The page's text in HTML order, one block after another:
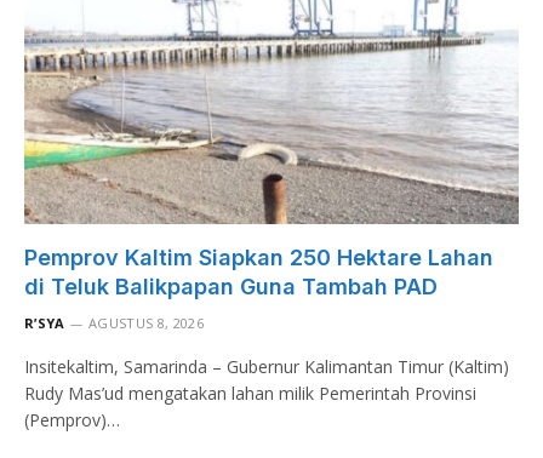
Pemprov Kaltim Siapkan 250 Hektare Lahan
di Teluk Balikpapan Guna Tambah PAD
R’SYA AGUSTUS 8, 2026
Insitekaltim, Samarinda – Gubernur Kalimantan Timur (Kaltim)
Rudy Mas’ud mengatakan lahan milik Pemerintah Provinsi
(Pemprov)…